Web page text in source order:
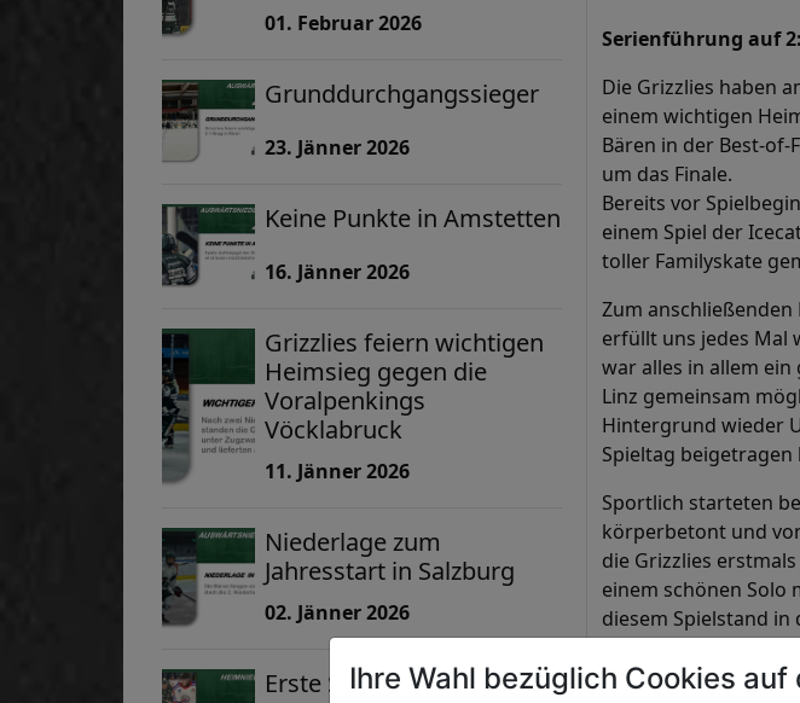
01. Februar 2026
Grunddurchgangssieger
23. Jänner 2026
Keine Punkte in Amstetten
16. Jänner 2026
Grizzlies feiern wichtigen
Heimsieg gegen die
Voralpenkings
Vöcklabruck
11. Jänner 2026
Niederlage zum
Jahresstart in Salzburg
02. Jänner 2026
Erste Saisonniederlage
Serienführung auf
Die Grizzlies haben
einem wichtigen
Bären in der Best-of-
um das Finale.
Bereits vor
einem Spiel der
toller Familyskate
Zum
erfüllt uns jedes Mal
war alles in allem
Linz gemeinsam
Hintergrund wieder
Spieltag beigetragen
Sportlich starteten
körperbetont und
die Grizzlies
einem schönen Solo
diesem Spielstand in
Im zweiten Drittel
hochkarätige
Ihre Wahl bezüglich Cookies